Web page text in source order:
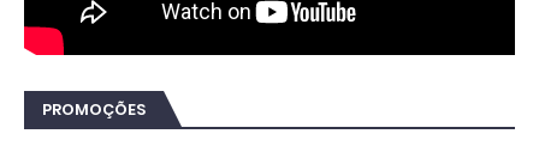
PROMOÇÕES